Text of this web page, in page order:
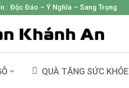
: Độc Đáo – Ý Nghĩa – Sang Trọng
QUÀ TẶNG SỨC KHỎE